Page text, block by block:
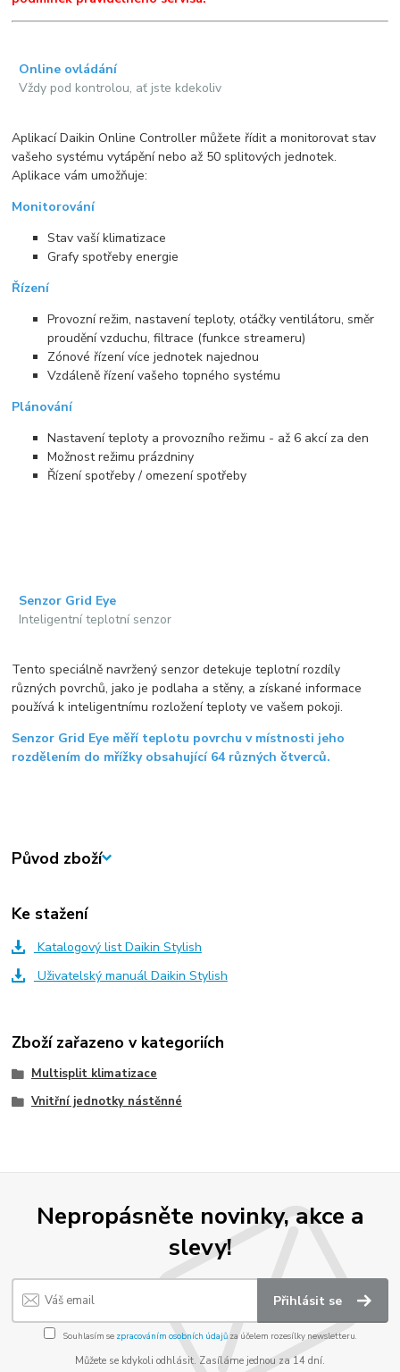
Online ovládání
Vždy pod kontrolou, ať jste kdekoliv
Aplikací Daikin Online Controller můžete řídit a monitorovat stav
vašeho systému vytápění nebo až 50 splitových jednotek.
Aplikace vám umožňuje:
Monitorování
Stav vaší klimatizace
Grafy spotřeby energie
Řízení
Provozní režim, nastavení teploty, otáčky ventilátoru, směr
proudění vzduchu, filtrace (funkce streameru)
Zónové řízení více jednotek najednou
Vzdáleně řízení vašeho topného systému
Plánování
Nastavení teploty a provozního režimu - až 6 akcí za den
Možnost režimu prázdniny
Řízení spotřeby / omezení spotřeby
Senzor Grid Eye
Inteligentní teplotní senzor
Tento speciálně navržený senzor detekuje teplotní rozdíly
různých povrchů, jako je podlaha a stěny, a získané informace
používá k inteligentnímu rozložení teploty ve vašem pokoji.
Senzor Grid Eye měří teplotu povrchu v místnosti jeho
rozdělením do mřížky obsahující 64 různých čtverců.
Původ zboží
Ke stažení
Katalogový list Daikin Stylish
Uživatelský manuál Daikin Stylish
Zboží zařazeno v kategoriích
Multisplit klimatizace
Vnitřní jednotky nástěnné
Nepropásněte novinky, akce a
slevy!
Přihlásit se
Souhlasím se zpracováním osobních údajůza účelem rozesílky newsletteru.
Můžete se kdykoli odhlásit. Zasíláme jednou za 14 dní.